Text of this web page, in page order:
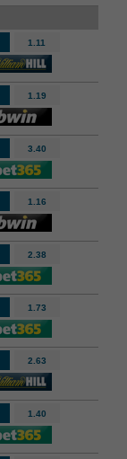
1.11
1.19
3.40
1.16
2.38
1.73
2.63
1.40